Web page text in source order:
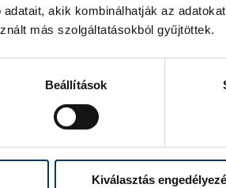
akik kombinálhatják az
más szolgáltatásokból gyűjtöttek.
Beállítások
Kiválasztás